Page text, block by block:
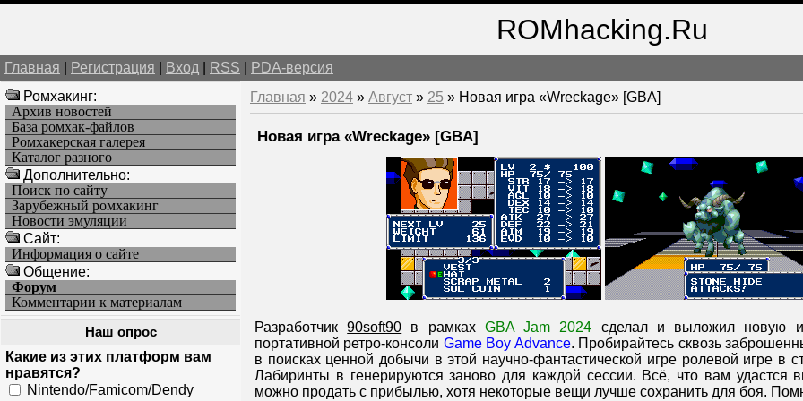
ROMhacking.Ru
Главная Регистрация Вход RSS
PDA-версия
Ромхакинг:
Архив новостей
База ромхак-файлов
Ромхакерская галерея
Каталог разного
Дополнительно:
Поиск по сайту
Зарубежный ромхакинг
Новости эмуляции
Cайт:
Информация о сайте
Общение:
Форум
Комментарии к материалам
Наш опрос
Какие из этих платформ вам
нравятся?
Nintendo/Famicom/Dendy
Главная » 2024 » Август » 25 » Новая игра «Wreckage» [GBA]
Новая игра «Wreckage» [GBA]
Разработчик90soft90 в рамках GBA Jam 2024 сделал и выложил новую
портативной ретро-консоли Game Boy Advance. Пробирайтесь сквозь
в поисках ценной добычи в этой научно-фантастической игре ролевой игре в
Лабиринты в генерируются заново для каждой сессии. Всё, что вам удастся
можно продать с прибылью, хотя некоторые вещи лучше сохранить для боя.